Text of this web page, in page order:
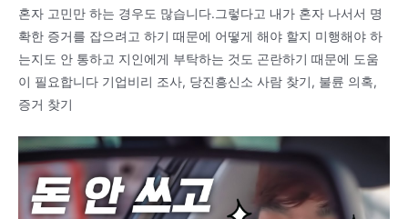
혼자 고민만 하는 경우도 많습니다.그렇다고 내가 혼자 나서서 명
확한 증거를 잡으려고 하기 때문에 어떻게 해야 할지 미행해야 하
는지도 안 통하고 지인에게 부탁하는 것도 곤란하기 때문에 도움
이 필요합니다 기업비리 조사, 당진흥신소 사람 찾기, 불륜 의혹,
증거 찾기